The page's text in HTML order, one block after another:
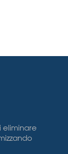
eliminare